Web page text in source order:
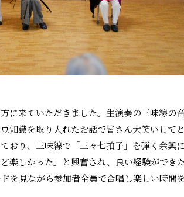
に来ていただきました。生演奏の三味線
知識を取り入れたお話で皆さん大笑いして
おり、三味線で「三々七拍子」を弾く余興
楽しかった」と興奮され、良い経験ができ
を見ながら参加者全員で合唱し楽しい時間